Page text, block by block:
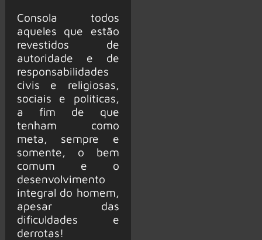
Consola todos
aqueles que estão
revestidos de
autoridade e de
responsabilidades
civis e religiosas,
sociais e políticas,
a fim de que
tenham como
meta, sempre e
somente, o bem
comum e o
desenvolvimento
integral do homem,
apesar das
dificuldades e
derrotas!